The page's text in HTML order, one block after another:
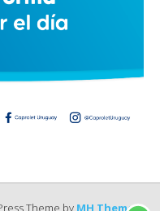
Theme by MH Themes